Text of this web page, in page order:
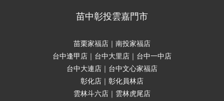
苗中彰投雲嘉門市
苗栗家福店｜南投家福店
台中逢甲店｜台中大里店｜台中一中店
台中大連店｜台中文心家福店
彰化店｜彰化員林店
雲林斗六店｜雲林虎尾店